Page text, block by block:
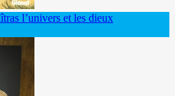
l’univers et les dieux